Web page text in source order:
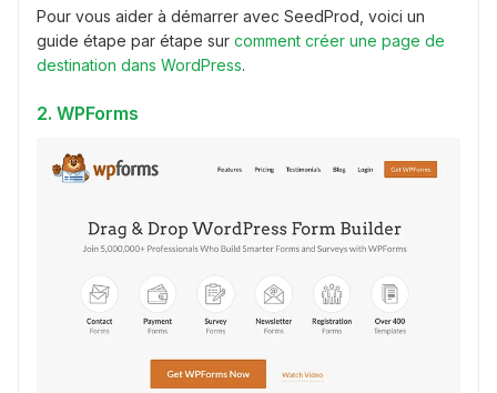
Pour vous aider à démarrer avec SeedProd, voici un
guide étape par étape sur comment créer une page de
destination dans WordPress.
2. WPForms